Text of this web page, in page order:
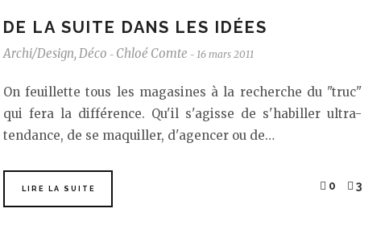
DE LA SUITE DANS LES IDÉES
Archi/Design, Déco - Chloé Comte - 16 mars 2011
On feuillette tous les magasines à la recherche du "truc"
qui fera la différence. Qu'il s'agisse de s'habiller ultra-
tendance, de se maquiller, d'agencer ou de…
LIRE LA SUITE 0 3